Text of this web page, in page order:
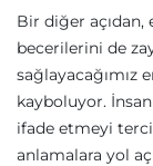
Bir diğer açıdan,
becerilerini de
sağlayacağımız
kayboluyor.
ifade etmeyi
anlamalara yol